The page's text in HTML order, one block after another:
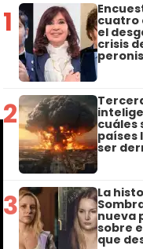
1 cuatro
el
crisis
2 cuáles
países
ser
3 La
nueva
sobre
que